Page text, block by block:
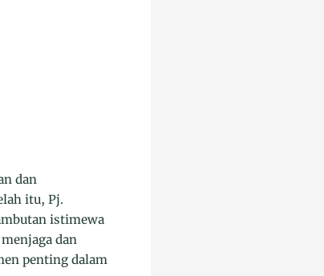
dan
itu, Pj.
istimewa
dan
penting dalam